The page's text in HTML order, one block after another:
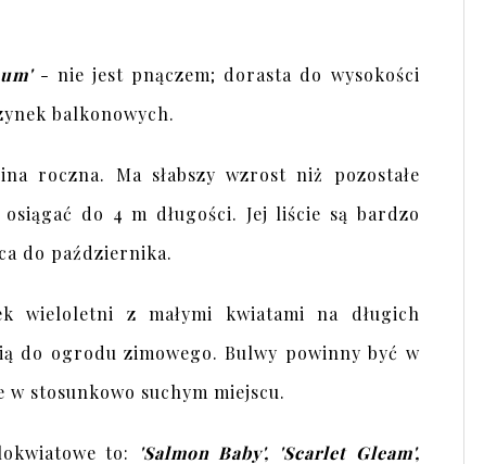
- nie jest pnączem; dorasta do wysokości
balkonowych.
roczna. Ma słabszy wzrost niż pozostałe
do 4 m długości. Jej liście są bardzo
do października.
wieloletni z małymi kwiatami na długich
do ogrodu zimowego. Bulwy powinny być w
stosunkowo suchym miejscu.
to: 'Salmon Baby', 'Scarlet Gleam',